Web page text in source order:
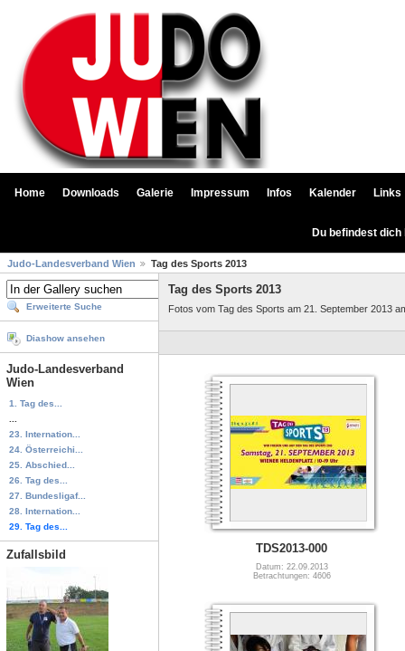
Home Downloads Galerie Impressum Infos Kalender Links
Du befindest
Judo-Landesverband Wien Tag des Sports 2013
Erweiterte Suche
Diashow ansehen
Judo-Landesverband
Wien
1. Tag des...
23. Internation...
24. Österreichi...
25. Abschied...
26. Tag des...
27. Bundesligaf...
28. Internation...
29. Tag des...
Zufallsbild
Tag des Sports 2013
Fotos vom Tag des Sports am 21. September 2013
TDS2013-000
Datum: 22.09.2013
Betrachtungen: 4606